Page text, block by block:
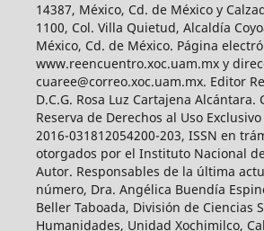
14387, México, Cd. de México y
1100, Col. Villa Quietud, Alcaldía
México, Cd. de México. Página
www.reencuentro.xoc.uam.mx y
cuaree@correo.xoc.uam.mx. Editor
D.C.G. Rosa Luz Cartajena Alcántara.
Reserva de Derechos al Uso
2016-031812054200-203, ISSN en
otorgados por el Instituto Nacional
Autor. Responsables de la última
número, Dra. Angélica Buendía
Beller Taboada, División de Ciencias
Humanidades, Unidad Xochimilco,